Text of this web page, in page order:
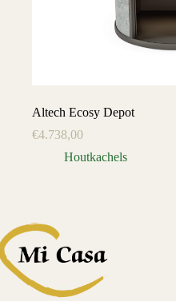
Altech Ecosy Depot
€4.738,00
Houtkachels